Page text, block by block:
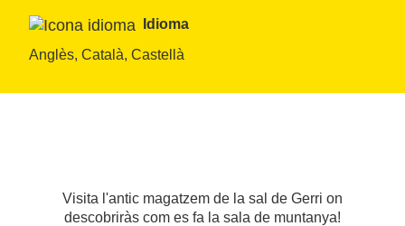
Idioma
Anglès, Català, Castellà
Visita l'antic magatzem de la sal de Gerri on
descobriràs com es fa la sala de muntanya!